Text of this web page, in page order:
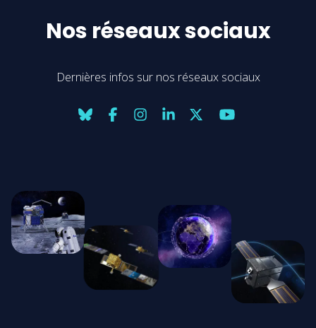
Nos réseaux sociaux
Dernières infos sur nos réseaux sociaux